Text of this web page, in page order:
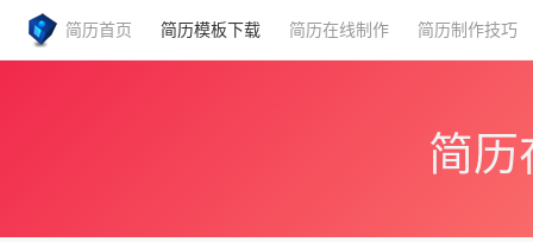
简历首页 简历模板下载 简历在线制作 简历制作技巧
简历